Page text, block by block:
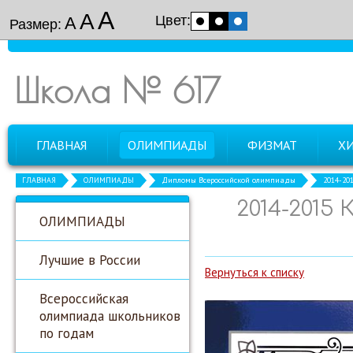
Размер: ААА Цвет:
Школа № 617
ГЛАВНАЯ ОЛИМПИАДЫ ФИЗМАТ
ГЛАВНАЯ ОЛИМПИАДЫ Дипломы Всероссийской олимпиады 2014-
ОЛИМПИАДЫ
Лучшие в России
Всероссийская
олимпиада школьников
по годам
2014-
Вернуться к списку